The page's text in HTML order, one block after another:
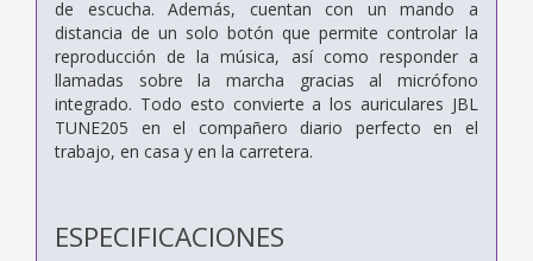
de escucha. Además, cuentan con un mando a
distancia de un solo botón que permite controlar la
reproducción de la música, así como responder a
llamadas sobre la marcha gracias al micrófono
integrado. Todo esto convierte a los auriculares JBL
TUNE205 en el compañero diario perfecto en el
trabajo, en casa y en la carretera.
ESPECIFICACIONES